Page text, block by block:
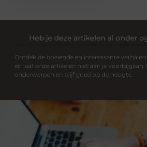
Heb je deze artikelen al onder
Ontdek de boeiende en interessante
en laat onze artikelen niet aan je voorbijgaan.
onderwerpen en blijf goed op de hoogte.